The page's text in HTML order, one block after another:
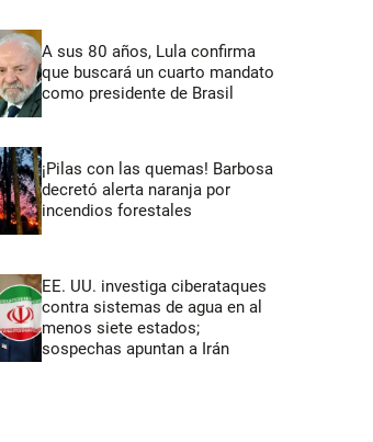
A sus 80 años, Lula confirma
que buscará un cuarto mandato
como presidente de Brasil
¡Pilas con las quemas! Barbosa
decretó alerta naranja por
incendios forestales
EE. UU. investiga ciberataques
contra sistemas de agua en al
menos siete estados;
sospechas apuntan a Irán